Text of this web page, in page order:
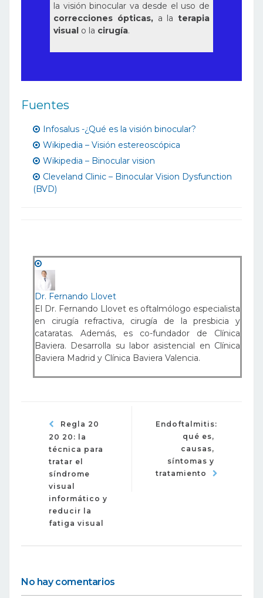
la visión binocular va desde el uso de
correcciones ópticas, a la terapia
visual o la cirugía.
Fuentes
Infosalus -¿Qué es la visión binocular?
Wikipedia – Visión estereoscópica
Wikipedia – Binocular vision
Cleveland Clinic – Binocular Vision Dysfunction
(BVD)
Dr. Fernando Llovet
El Dr. Fernando Llovet es oftalmólogo especialista
en cirugía refractiva, cirugía de la presbicia y
cataratas. Además, es co-fundador de Clínica
Baviera. Desarrolla su labor asistencial en Clínica
Baviera Madrid y Clínica Baviera Valencia.
Regla 20
20 20: la
técnica para
tratar el
síndrome
visual
informático y
reducir la
fatiga visual
Endoftalmitis:
qué es,
causas,
síntomas y
tratamiento
No hay comentarios